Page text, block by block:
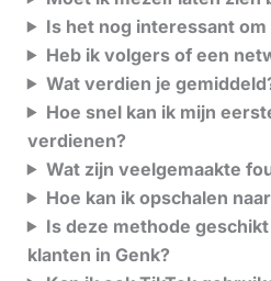
Is het nog interessant
Heb ik volgers of een
Wat verdien je
Hoe snel kan ik mijn
verdienen?
Wat zijn veelgemaakte
Hoe kan ik opschalen
Is deze methode
klanten in Genk?